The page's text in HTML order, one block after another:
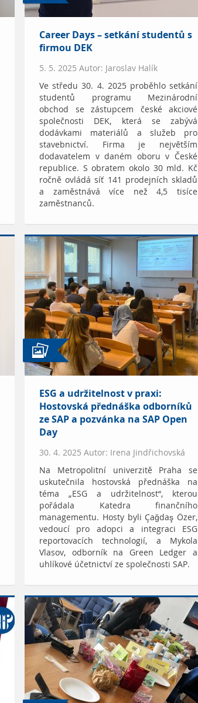
Career Days – setkání studentů s
firmou DEK
5. 5. 2025 Autor: Jaroslav Halík
Ve středu 30. 4. 2025 proběhlo setkání
studentů programu Mezinárodní
obchod se zástupcem české akciové
společnosti DEK, která se zabývá
dodávkami materiálů a služeb pro
stavebnictví. Firma je největším
dodavatelem v daném oboru v České
republice. S obratem okolo 30 mld. Kč
ročně ovládá síť 141 prodejních skladů
a zaměstnává více než 4,5 tisíce
zaměstnanců.
ESG a udržitelnost v praxi:
Hostovská přednáška odborníků
ze SAP a pozvánka na SAP Open
Day
30. 4. 2025 Autor: Irena Jindřichovská
Na Metropolitní univerzitě Praha se
uskutečnila hostovská přednáška na
téma „ESG a udržitelnost“, kterou
pořádala Katedra finančního
managementu. Hosty byli Çağdaş Özer,
vedoucí pro adopci a integraci ESG
reportovacích technologií, a Mykola
Vlasov, odborník na Green Ledger a
uhlíkové účetnictví ze společnosti SAP.